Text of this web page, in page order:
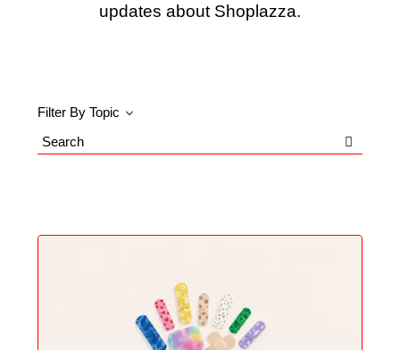
updates about Shoplazza.
Filter By Topic
Search